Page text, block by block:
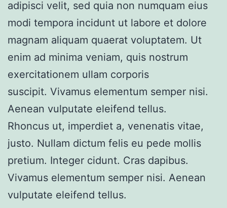
adipisci velit, sed quia non numquam eius
modi tempora incidunt ut labore et dolore
magnam aliquam quaerat voluptatem. Ut
enim ad minima veniam, quis nostrum
exercitationem ullam corporis
suscipit. Vivamus elementum semper nisi.
Aenean vulputate eleifend tellus.
Rhoncus ut, imperdiet a, venenatis vitae,
justo. Nullam dictum felis eu pede mollis
pretium. Integer cidunt. Cras dapibus.
Vivamus elementum semper nisi. Aenean
vulputate eleifend tellus.